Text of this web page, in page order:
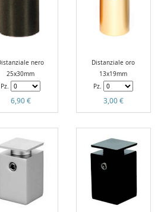
nero
25x30mm
Pz.
6,90 €
Distanziale oro
13x19mm
Pz.
3,00 €